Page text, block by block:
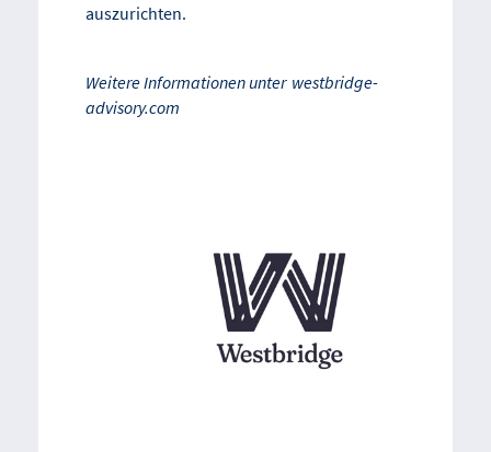
auszurichten.
Weitere Informationen unter westbridge-
advisory.com